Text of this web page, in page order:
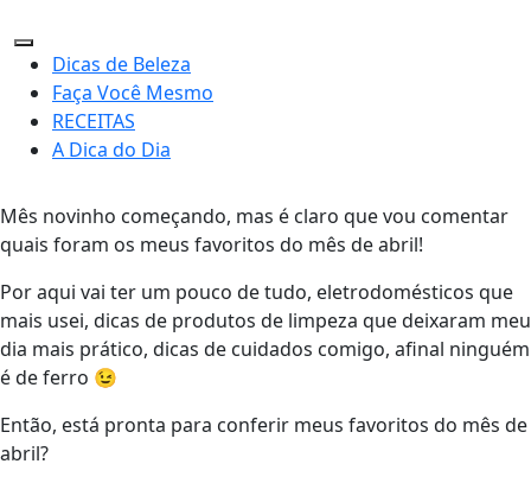
Dicas de Beleza
Faça Você Mesmo
RECEITAS
A Dica do Dia
Mês novinho começando, mas é claro que vou comentar
quais foram os meus favoritos do mês de abril!
Por aqui vai ter um pouco de tudo, eletrodomésticos que
mais usei, dicas de produtos de limpeza que deixaram meu
dia mais prático, dicas de cuidados comigo, afinal ninguém
é de ferro 😉
Então, está pronta para conferir meus favoritos do mês de
abril?